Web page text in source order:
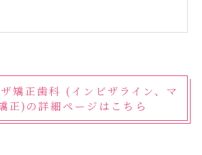
矯正歯科 (インビザライン、マ
正)の詳細ページはこちら